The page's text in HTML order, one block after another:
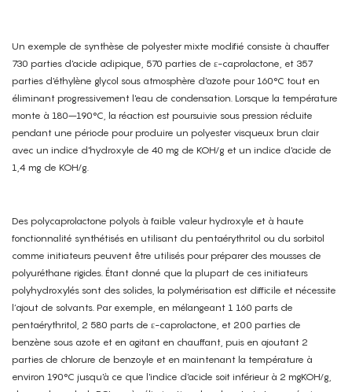
Un exemple de synthèse de polyester mixte modifié consiste à chauffer
730 parties d'acide adipique, 570 parties de ε-caprolactone, et 357
parties d'éthylène glycol sous atmosphère d'azote pour 160°C tout en
éliminant progressivement l'eau de condensation. Lorsque la température
monte à 180–190°C, la réaction est poursuivie sous pression réduite
pendant une période pour produire un polyester visqueux brun clair
avec un indice d'hydroxyle de 40 mg de KOH/g et un indice d'acide de
1,4 mg de KOH/g.
Des polycaprolactone polyols à faible valeur hydroxyle et à haute
fonctionnalité synthétisés en utilisant du pentaérythritol ou du sorbitol
comme initiateurs peuvent être utilisés pour préparer des mousses de
polyuréthane rigides. Étant donné que la plupart de ces initiateurs
polyhydroxylés sont des solides, la polymérisation est difficile et nécessite
l’ajout de solvants. Par exemple, en mélangeant 1 160 parts de
pentaérythritol, 2 580 parts de ε-caprolactone, et 200 parties de
benzène sous azote et en agitant en chauffant, puis en ajoutant 2
parties de chlorure de benzoyle et en maintenant la température à
environ 190°C jusqu'à ce que l'indice d'acide soit inférieur à 2 mgKOH/g,